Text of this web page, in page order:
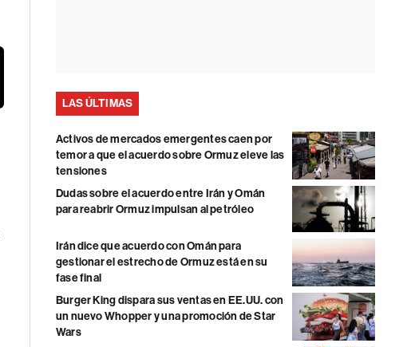
LAS ÚLTIMAS
Activos de mercados emergentes caen por
temor a que el acuerdo sobre Ormuz eleve las
tensiones
Dudas sobre el acuerdo entre Irán y Omán
para reabrir Ormuz impulsan al petróleo
Irán dice que acuerdo con Omán para
gestionar el estrecho de Ormuz está en su
fase final
Burger King dispara sus ventas en EE.UU. con
un nuevo Whopper y una promoción de Star
Wars